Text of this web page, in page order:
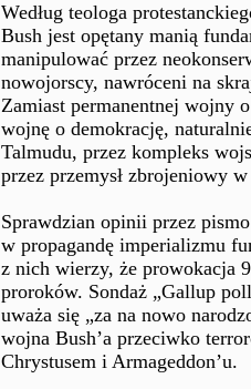
Według teologa
Bush jest opętany manią
manipulować przez
nowojorscy, nawróceni na
Zamiast permanentnej wojny
wojnę o demokrację,
Talmudu, przez kompleks
przez przemysł zbrojeniowy
Sprawdzian opinii przez
w propagandę imperializmu
z nich wierzy, że prowokacja
proroków. Sondaż „Gallup
uważa się „za na nowo
wojna Bush’a przeciwko
Chrystusem i Armageddon’u.